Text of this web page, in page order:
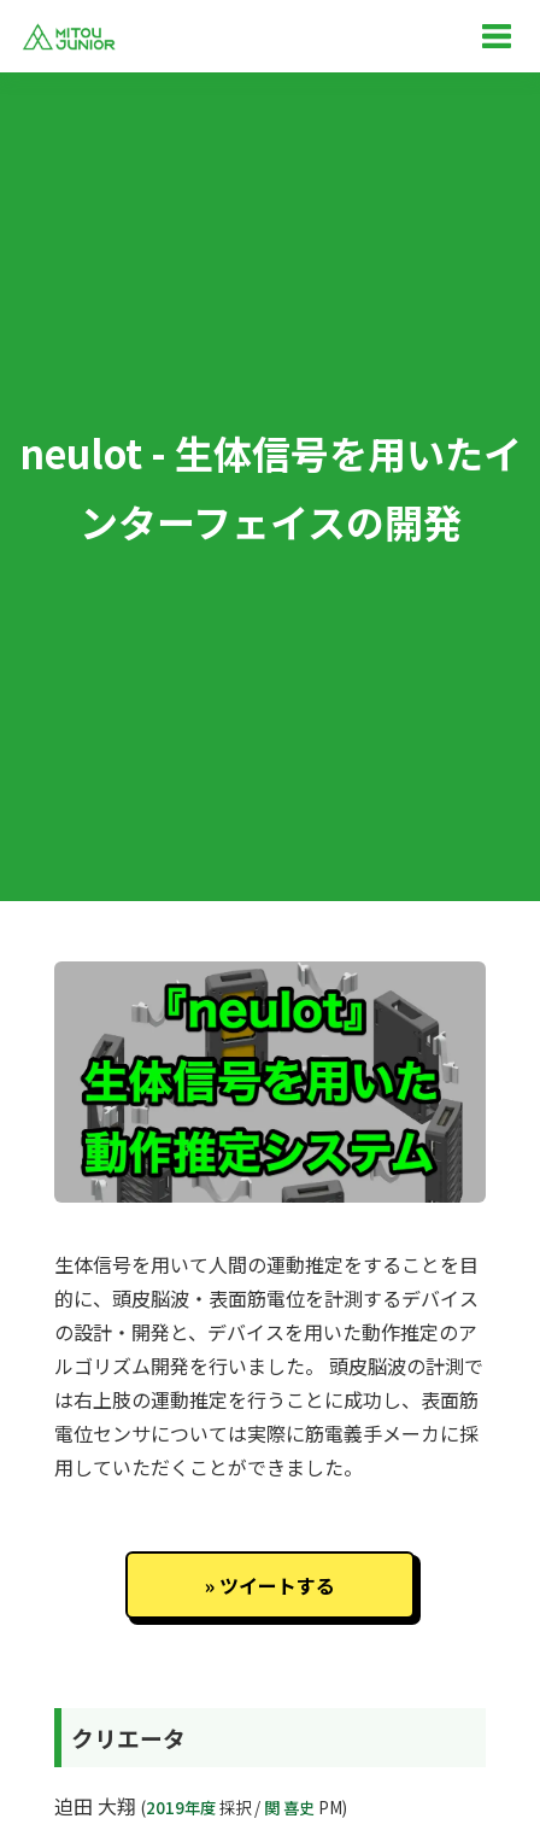
neulot - 生体信号を用いたイ
ンターフェイスの開発
生体信号を用いて人間の運動推定をすることを目
的に、頭皮脳波・表面筋電位を計測するデバイス
の設計・開発と、デバイスを用いた動作推定のア
ルゴリズム開発を行いました。 頭皮脳波の計測で
は右上肢の運動推定を行うことに成功し、表面筋
電位センサについては実際に筋電義手メーカに採
用していただくことができました。
ツイートする
クリエータ
迫田 大翔 (2019年度採択 / 関 喜史 PM)